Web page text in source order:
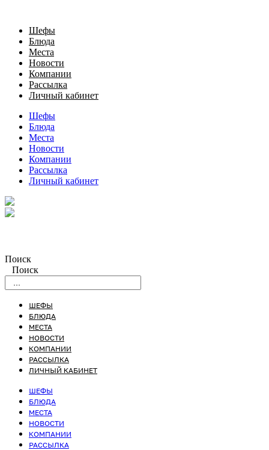
Шефы
Блюда
Места
Новости
Компании
Рассылка
Личный кабинет
Шефы
Блюда
Места
Новости
Компании
Рассылка
Личный кабинет
Поиск
Поиск
ШЕФЫ
БЛЮДА
МЕСТА
НОВОСТИ
КОМПАНИИ
РАССЫЛКА
ЛИЧНЫЙ КАБИНЕТ
ШЕФЫ
БЛЮДА
МЕСТА
НОВОСТИ
КОМПАНИИ
РАССЫЛКА